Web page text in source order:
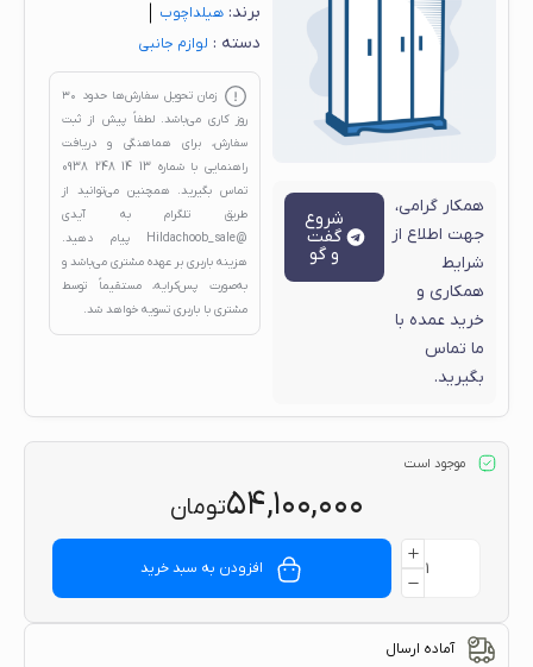
همکار گرامی،
جهت اطلاع از
شرایط
همکاری و
خرید عمده با
ما تماس
بگیرید.
شروع
گفت
و گو
برند: هیلدا‌چوب
دسته : لوازم جانبی
زمان تحویل سفارش‌ها حدود ۳۰
روز کاریمی‌باشد. لطفاً پیش از ثبت
سفارش، برای هماهنگی و دریافت
راهنمایی با شماره 13 14 248 0938
تماس بگیرید. همچنین می‌توانید از
طریق تلگرام به آیدی
@Hildachoob_sale
پیام دهید.
هزینه باربری بر عهده مشتری می‌باشد و
به‌صورت پس‌کرایه، مستقیماً توسط
مشتری با باربری تسویه خواهد شد.
موجود است
۵۴,۱۰۰,۰۰۰تومان
افزودن به سبد خرید
آماده ارسال